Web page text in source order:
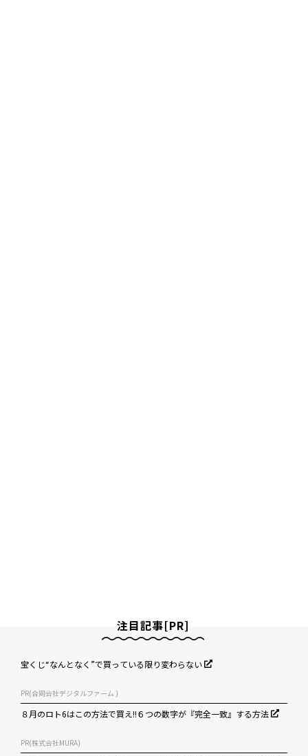
注目記事[PR]
宝くじ“なんとなく”で買っている限り変わらない
PR(合同会社デジタルファーム )
８月のロト6はこの方法で買え!!６つの数字が『完全一致』する方法
PR(株式会社MURA)